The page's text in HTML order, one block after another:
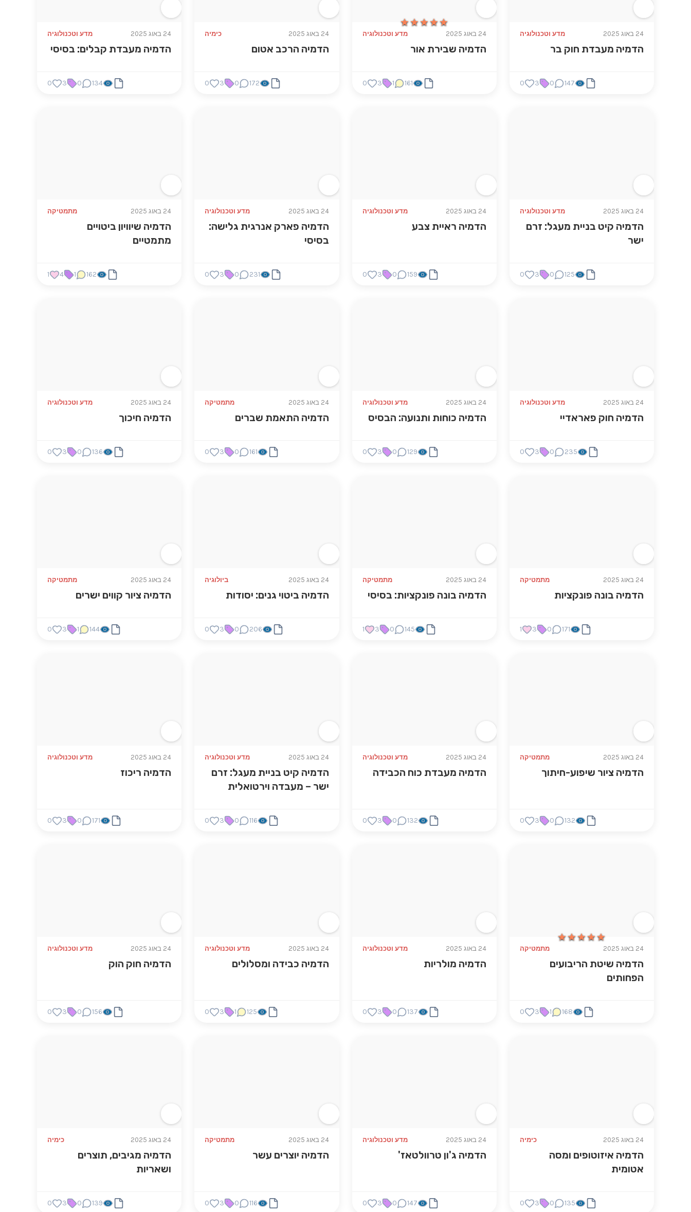
24 באוג 2025 מדע וטכנולוגיה
הדמיה מעבדת חוק בר
147
0
3
0
★★★★★
★★★★★
24 באוג 2025 מדע וטכנולוגיה
הדמיה שבירת אור
161
1
3
0
24 באוג 2025 כימיה
הדמיה הרכב אטום
172
0
3
0
24 באוג 2025 מדע וטכנולוגיה
הדמיה מעבדת קבלים: בסיסי
134
0
3
0
24 באוג 2025 מדע וטכנולוגיה
הדמיה קיט בניית מעגל: זרם
ישר
125
0
3
0
24 באוג 2025 מדע וטכנולוגיה
הדמיה ראיית צבע
159
0
3
0
24 באוג 2025 מדע וטכנולוגיה
הדמיה פארק אנרגית גלישה:
בסיסי
231
0
3
0
24 באוג 2025 מתמטיקה
הדמיה שיוויון ביטויים
מתמטיים
162
1
4
1
24 באוג 2025 מדע וטכנולוגיה
הדמיה חוק פאראדיי
235
0
3
0
24 באוג 2025 מדע וטכנולוגיה
הדמיה כוחות ותנועה: הבסיס
129
0
3
0
24 באוג 2025 מתמטיקה
הדמיה התאמת שברים
161
0
3
0
24 באוג 2025 מדע וטכנולוגיה
הדמיה חיכוך
136
0
3
0
24 באוג 2025 מתמטיקה
הדמיה בונה פונקציות
171
0
3
1
24 באוג 2025 מתמטיקה
הדמיה בונה פונקציות: בסיסי
145
0
3
1
24 באוג 2025 ביולוגיה
הדמיה ביטוי גנים: יסודות
206
0
3
0
24 באוג 2025 מתמטיקה
הדמיה ציור קווים ישרים
144
1
3
0
24 באוג 2025 מתמטיקה
הדמיה ציור שיפוע-חיתוך
132
0
3
0
24 באוג 2025 מדע וטכנולוגיה
הדמיה מעבדת כוח הכבידה
132
0
3
0
24 באוג 2025 מדע וטכנולוגיה
הדמיה קיט בניית מעגל: זרם
ישר – מעבדה וירטואלית
116
0
3
0
24 באוג 2025 מדע וטכנולוגיה
הדמיה ריכוז
171
0
3
0
★★★★★
★★★★★
24 באוג 2025 מתמטיקה
הדמיה שיטת הריבועים
הפחותים
168
1
3
0
24 באוג 2025 מדע וטכנולוגיה
הדמיה מולריות
137
0
3
0
24 באוג 2025 מדע וטכנולוגיה
הדמיה כבידה ומסלולים
125
1
3
0
24 באוג 2025 מדע וטכנולוגיה
הדמיה חוק הוק
156
0
3
0
24 באוג 2025 כימיה
הדמיה איזוטופים ומסה
אטומית
135
0
3
0
24 באוג 2025 מדע וטכנולוגיה
הדמיה ג'ון טרוולטאז'
147
0
3
0
24 באוג 2025 מתמטיקה
הדמיה יוצרים עשר
116
0
3
0
24 באוג 2025 כימיה
הדמיה מגיבים, תוצרים
ושאריות
139
0
3
0